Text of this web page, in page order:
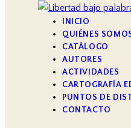
INICIO
QUIÉNES
CATÁLOGO
AUTORES
ACTIVIDADES
CARTOGRAFÍA
PUNTOS DE
CONTACTO